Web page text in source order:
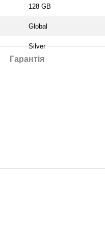
128 GB
Global
Silver
Гарантія